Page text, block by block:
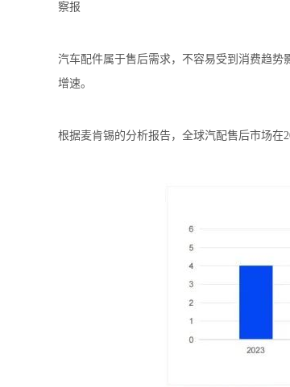
察报
汽车配件属于售后需求，不容易受到消费趋势
增速。
根据麦肯锡的分析报告，全球汽配售后市场在